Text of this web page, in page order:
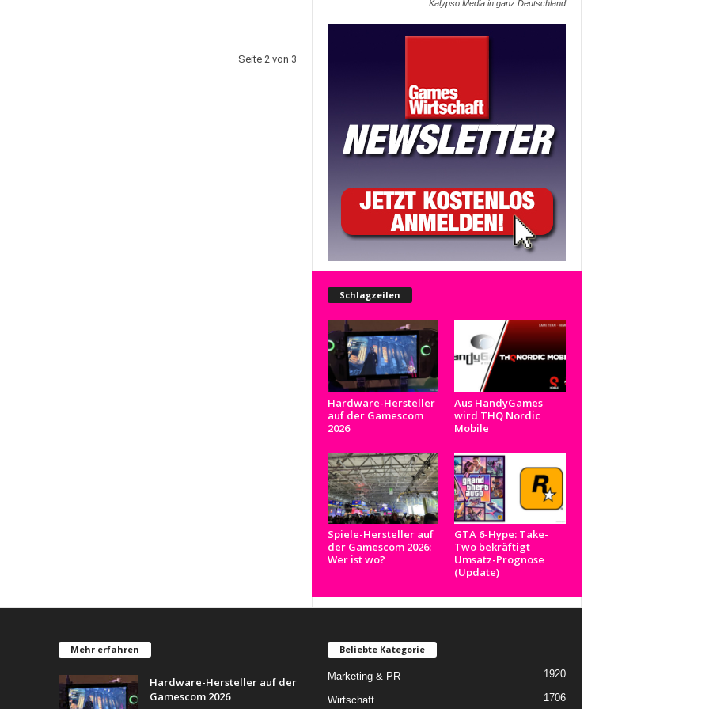
Seite 2 von 3
Kalypso Media in ganz Deutschland
Schlagzeilen
Hardware-Hersteller
auf der Gamescom
2026
Aus HandyGames
wird THQ Nordic
Mobile
Spiele-Hersteller auf
der Gamescom 2026:
Wer ist wo?
GTA 6-Hype: Take-
Two bekräftigt
Umsatz-Prognose
(Update)
Mehr erfahren
Hardware-Hersteller auf der
Gamescom 2026
Beliebte Kategorie
Marketing & PR 1920
Wirtschaft 1706